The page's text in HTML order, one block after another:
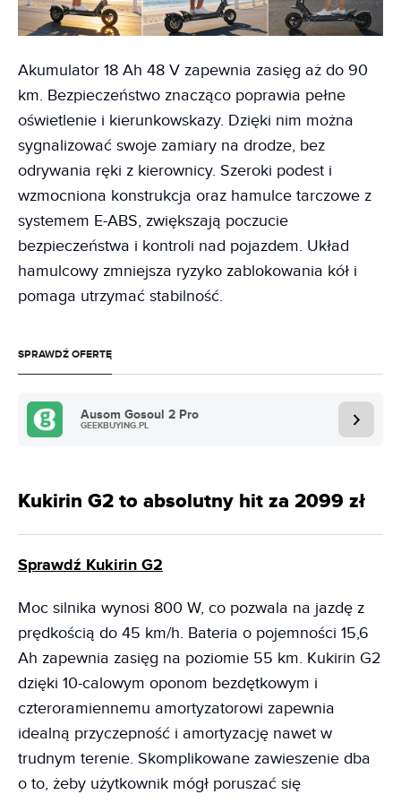
Akumulator 18 Ah 48 V zapewnia zasięg aż do 90
km. Bezpieczeństwo znacząco poprawia pełne
oświetlenie i kierunkowskazy. Dzięki nim można
sygnalizować swoje zamiary na drodze, bez
odrywania ręki z kierownicy. Szeroki podest i
wzmocniona konstrukcja oraz hamulce tarczowe z
systemem E-ABS, zwiększają poczucie
bezpieczeństwa i kontroli nad pojazdem. Układ
hamulcowy zmniejsza ryzyko zablokowania kół i
pomaga utrzymać stabilność.
SPRAWDŹ OFERTĘ
Ausom Gosoul 2 Pro
GEEKBUYING.PL
Kukirin G2 to absolutny hit za 2099 zł
Sprawdź Kukirin G2
Moc silnika wynosi 800 W, co pozwala na jazdę z
prędkością do 45 km/h. Bateria o pojemności 15,6
Ah zapewnia zasięg na poziomie 55 km. Kukirin G2
dzięki 10-calowym oponom bezdętkowym i
czteroramiennemu amortyzatorowi zapewnia
idealną przyczepność i amortyzację nawet w
trudnym terenie. Skomplikowane zawieszenie dba
o to, żeby użytkownik mógł poruszać się